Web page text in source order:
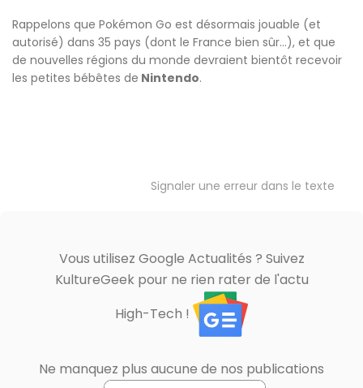
Rappelons que Pokémon Go est désormais jouable (et
autorisé) dans 35 pays (dont le France bien sûr…), et que
de nouvelles régions du monde devraient bientôt recevoir
les petites bébêtes de Nintendo.
Signaler une erreur dans le texte
Vous utilisez Google Actualités ? Suivez
KultureGeek pour ne rien rater de l'actu
High-Tech !
Ne manquez plus aucune de nos publications